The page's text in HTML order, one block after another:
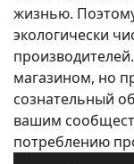
жизнью.
экологически
магазином, но
сознательный
вашим
потреблению